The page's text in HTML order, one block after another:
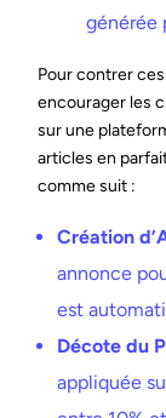
générée
Pour contrer
encourager les
sur une
articles en
comme suit :
Création
annonce
est
Décote du
appliquée